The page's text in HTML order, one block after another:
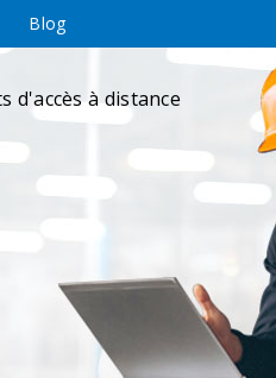
Blog
d'accès à distance